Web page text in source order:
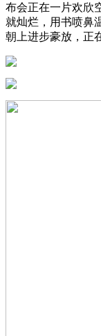
布会正在一片欢欣
就灿烂，用书喷鼻
朝上进步豪放，正